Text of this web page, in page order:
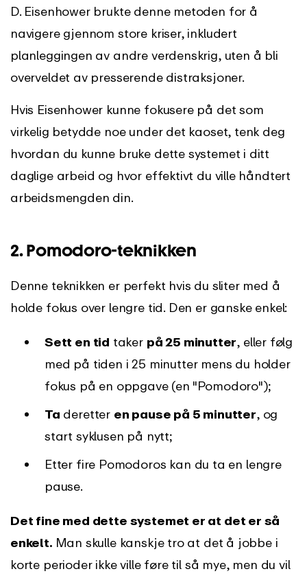
D. Eisenhower brukte denne metoden for å
navigere gjennom store kriser, inkludert
planleggingen av andre verdenskrig, uten å bli
overveldet av presserende distraksjoner.
Hvis Eisenhower kunne fokusere på det som
virkelig betydde noe under det kaoset, tenk deg
hvordan du kunne bruke dette systemet i ditt
daglige arbeid og hvor effektivt du ville håndtert
arbeidsmengden din.
2.Pomodoro-teknikken
Denne teknikken er perfekt hvis du sliter med å
holde fokus over lengre tid. Den er ganske enkel:
Sett en tid taker på 25 minutter, eller følg
med på tiden i 25 minutter mens du holder
fokus på en oppgave (en "Pomodoro");
Ta deretter en pause på 5 minutter, og
start syklusen på nytt;
Etter fire Pomodoros kan du ta en lengre
pause.
Det fine med dette systemet er at det er så
enkelt. Man skulle kanskje tro at det å jobbe i
korte perioder ikke ville føre til så mye, men du vil